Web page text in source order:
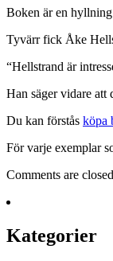
Boken är en
Tyvärr fick Åke
“Hellstrand är
Han säger vidare att
Du kan förstås köpa
För varje exemplar
Comments are
Kategorier